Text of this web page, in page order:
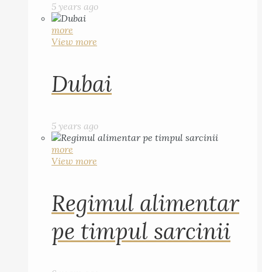
5 years ago
more
View more
Dubai
5 years ago
more
View more
Regimul alimentar
pe timpul sarcinii